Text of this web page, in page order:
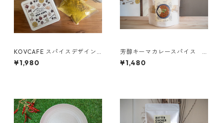
KOVCAFE スパイスデザイン
缶
¥1,980
芳醇キーマカレースパイス
【KANTANZEPPIN】
¥1,480